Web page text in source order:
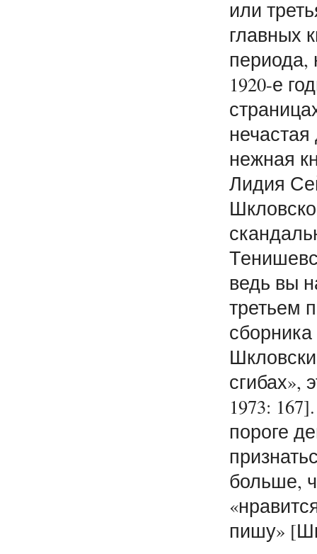
или
главных
периода,
1920-е
нежная
Лидия
ведь вы
третьем
сгибах»,
1973:
пороге
больше,
пишу»